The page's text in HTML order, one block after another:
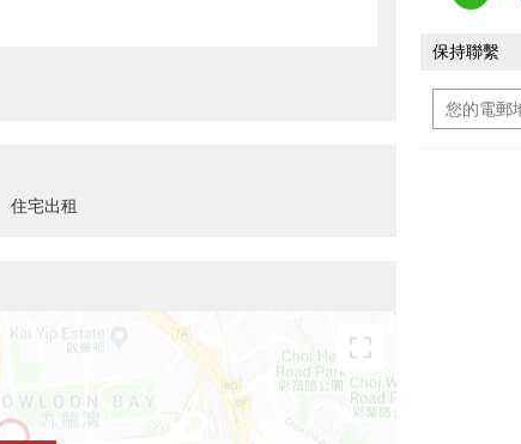
住宅出租
保持聯繫